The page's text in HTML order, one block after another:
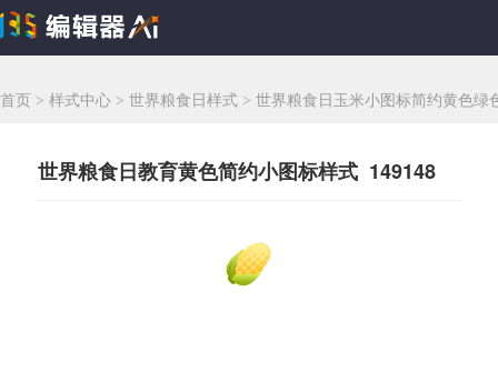
首页 > 样式中心 > 世界粮食日样式 > 世界粮食日玉米小图标简约黄色绿
世界粮食日教育黄色简约小图标样式 149148